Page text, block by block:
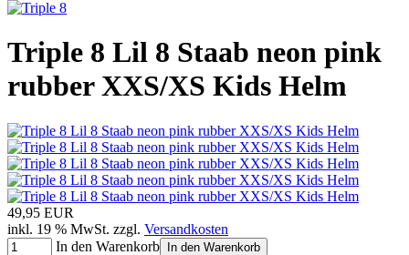
Triple 8 Lil 8 Staab neon pink
rubber XXS/XS Kids Helm
49,95 EUR
inkl. 19 % MwSt. zzgl. Versandkosten
In den Warenkorb
In den Warenkorb